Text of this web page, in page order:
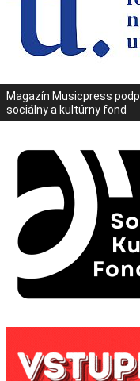
Magazín Musicpress
sociálny a kultúrny fond